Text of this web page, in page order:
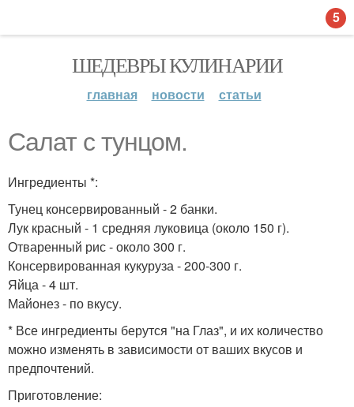
ШЕДЕВРЫ КУЛИНАРИИ
главная новости статьи
Салат с тунцом.
Ингредиенты *:
Тунец консервированный - 2 банки.
Лук красный - 1 средняя луковица (около 150 г).
Отваренный рис - около 300 г.
Консервированная кукуруза - 200-300 г.
Яйца - 4 шт.
Майонез - по вкусу.
* Все ингредиенты берутся "на Глаз", и их количество
можно изменять в зависимости от ваших вкусов и
предпочтений.
Приготовление:
5